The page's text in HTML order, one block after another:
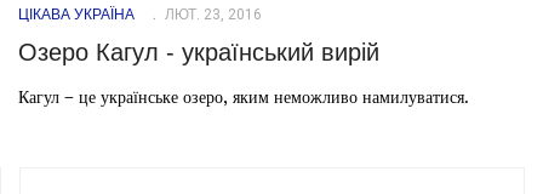
ЦІКАВА УКРАЇНА ЛЮТ. 23, 2016
Озеро Кагул - український вирій
Кагул – це українське озеро, яким неможливо намилуватися.